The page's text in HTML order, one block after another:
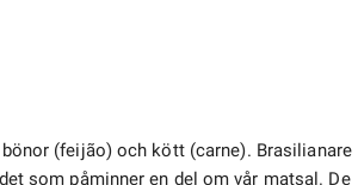
(feijão) och kött (carne). Brasilianare
som påminner en del om vår matsal. De